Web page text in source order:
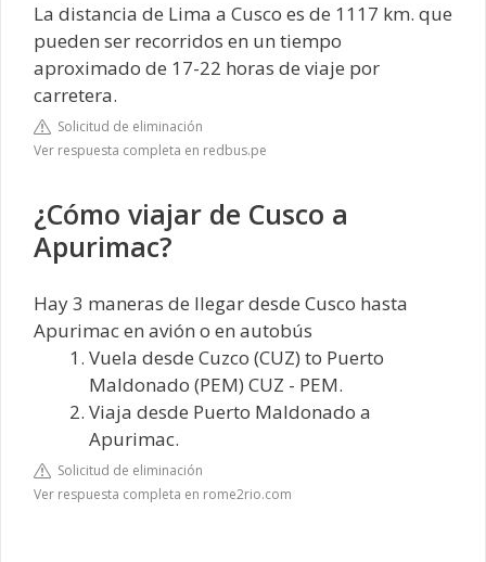
La distancia de Lima a Cusco es de 1117 km. que
pueden ser recorridos en un tiempo
aproximado de 17-22 horas de viaje por
carretera.
Solicitud de eliminación
Ver respuesta completa en redbus.pe
¿Cómo viajar de Cusco a
Apurimac?
Hay 3 maneras de llegar desde Cusco hasta
Apurimac en avión o en autobús
Vuela desde Cuzco (CUZ) to Puerto
Maldonado (PEM) CUZ - PEM.
Viaja desde Puerto Maldonado a
Apurimac.
Solicitud de eliminación
Ver respuesta completa en rome2rio.com